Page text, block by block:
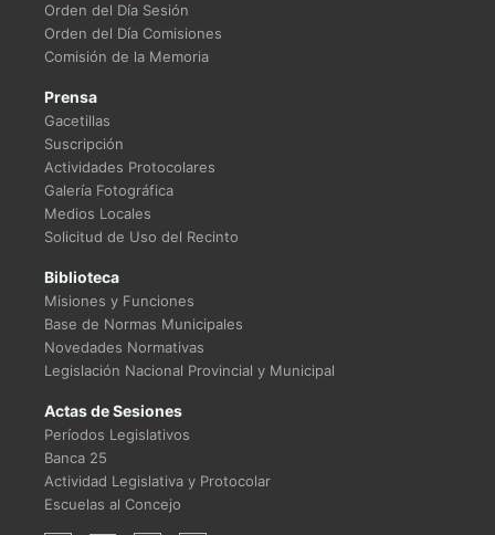
Orden del Día Sesión
Orden del Día Comisiones
Comisión de la Memoria
Prensa
Gacetillas
Suscripción
Actividades Protocolares
Galería Fotográfica
Medios Locales
Solicitud de Uso del Recinto
Biblioteca
Misiones y Funciones
Base de Normas Municipales
Novedades Normativas
Legislación Nacional Provincial y Municipal
Actas de Sesiones
Períodos Legislativos
Banca 25
Actividad Legislativa y Protocolar
Escuelas al Concejo